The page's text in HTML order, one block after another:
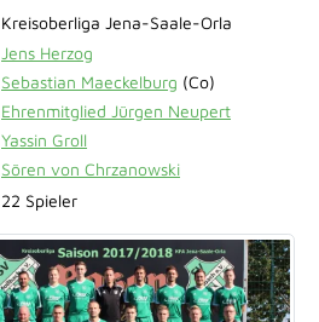
Kreisoberliga Jena-Saale-Orla
Jens Herzog
Sebastian Maeckelburg (Co)
Ehrenmitglied Jürgen Neupert
Yassin Groll
Sören von Chrzanowski
22 Spieler